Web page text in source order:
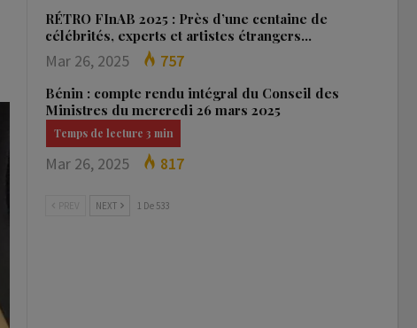
RÉTRO FInAB 2025 : Près d’une centaine de
célébrités, experts et artistes étrangers…
Mar 26, 2025 757
Bénin : compte rendu intégral du Conseil des
Ministres du mercredi 26 mars 2025
Mar 26, 2025 817
NEXT 1 De 533